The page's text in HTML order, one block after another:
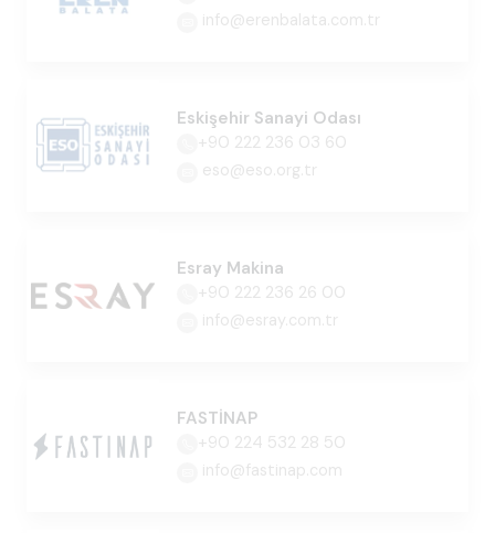
info@erenbalata.com.tr
Eskişehir Sanayi Odası
+90 222 236 03 60
eso@eso.org.tr
Esray Makina
+90 222 236 26 00
info@esray.com.tr
FASTİNAP
+90 224 532 28 50
info@fastinap.com